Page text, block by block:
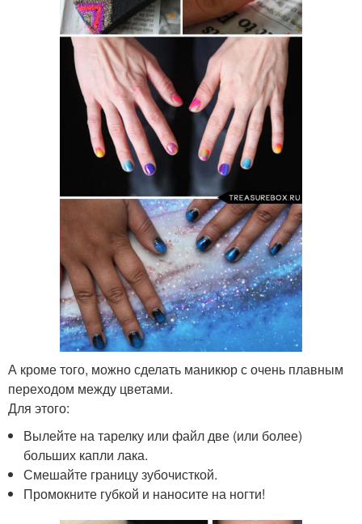
А кроме того, можно сделать маникюр с очень плавным
переходом между цветами.
Для этого:
Вылейте на тарелку или файл две (или более)
больших капли лака.
Смешайте границу зубочисткой.
Промокните губкой и наносите на ногти!